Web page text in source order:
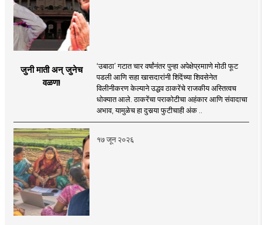
जुनी माती अन् जुनेच
वळण!
‘उबाठा’ गटात चार वर्षांनंतर पुन्हा अपेक्षेप्रमााणे मोठी फूट
पडली आणि सहा खासदारांनी शिंदेंच्या शिवसेनेत
विलीनीकरण केल्याने उद्धव ठाकरेंचे राजकीय अस्तित्वच
धोक्यात आले. ठाकरेंचा पराकोटीचा अहंकार आणि संवादाचा
अभाव, यामुळेच हा दुसर्‍या फुटीचाही अंक ..
१७ जून २०२६